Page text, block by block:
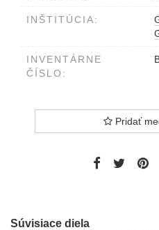
INŠTITÚCIA:
INVENTÁRNE
ČÍSLO:
Pridať
Súvisiace diela